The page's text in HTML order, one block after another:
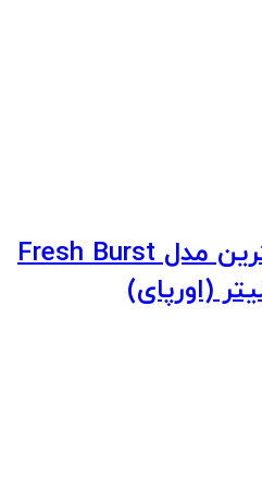
دهان‌شوی لیسترین مدل Fresh Burst